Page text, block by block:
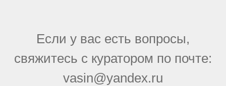
Если у вас есть вопросы,
свяжитесь с куратором по почте:
vasin@yandex.ru